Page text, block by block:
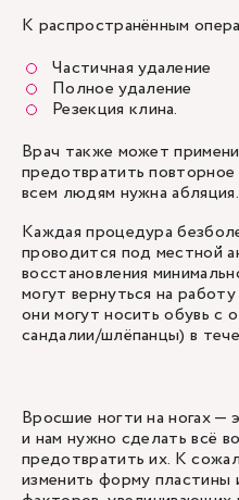
К распространённым
Частичная удаление
Полное удаление
Резекция клина.
Врач также может
предотвратить
всем людям нужна абляция.
Каждая процедура
проводится под местной
восстановления
могут вернуться на
они могут носить обувь с
сандалии/шлёпанцы) в
Вросшие ногти на ногах —
и нам нужно сделать всё
предотвратить их. К
изменить форму пластины